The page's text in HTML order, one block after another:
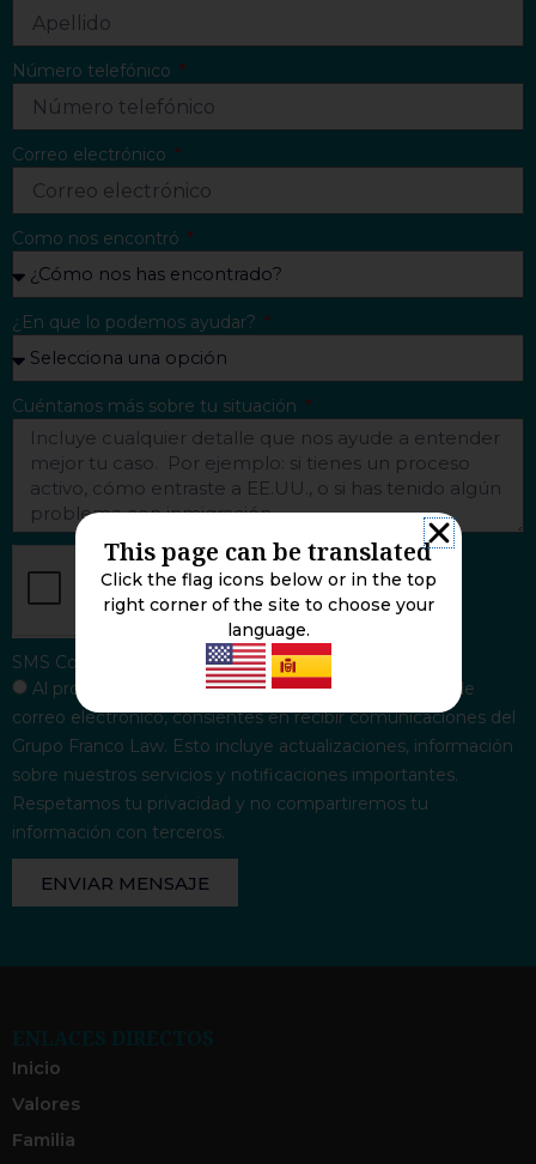
Número telefónico
Correo electrónico
Como nos encontró
¿En que lo podemos ayudar?
Cuéntanos más sobre tu situación
SMS Consent
Al proporcionar tu número de teléfono y dirección de
correo electrónico, consientes en recibir comunicaciones del
Grupo Franco Law. Esto incluye actualizaciones, información
sobre nuestros servicios y notificaciones importantes.
Respetamos tu privacidad y no compartiremos tu
información con terceros.
ENVIAR MENSAJE
Inicio
Valores
Familia
This page can be translated
Click the flag icons below or in the top
right corner of the site to choose your
language.